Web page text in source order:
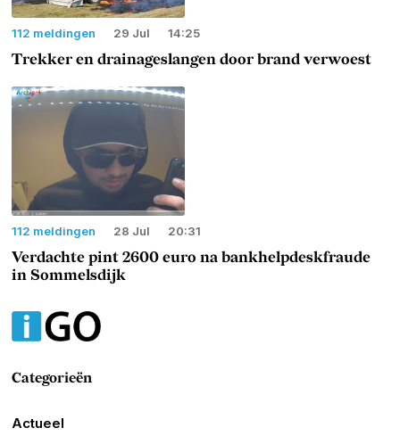
112 meldingen 29 Jul 14:25
Trekker en drainageslangen door brand verwoest
112 meldingen 28 Jul 20:31
Verdachte pint 2600 euro na bankhelpdeskfraude
in Sommelsdijk
Categorieën
Actueel